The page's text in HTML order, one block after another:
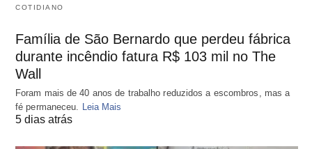
COTIDIANO
Família de São Bernardo que perdeu fábrica
durante incêndio fatura R$ 103 mil no The
Wall
Foram mais de 40 anos de trabalho reduzidos a escombros, mas a
fé permaneceu. Leia Mais
5 dias atrás